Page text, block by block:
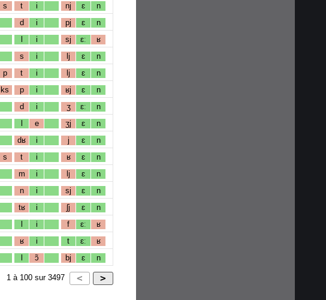
s t i nj ɛ n
d i pj ɛ n
l i sj ɛː ʁ
s i lj ɛ n
p t i lj ɛ n
ks p i ʁj ɛ n
d i ʒ ɛː n
l e ʒj ɛ n
dʁ i j ɛ n
s t i ʁ ɛ n
m i lj ɛ n
n i sj ɛ n
tʁ i ʃj ɛ n
l i f ɛː ʁ
ʁ i t ɛː ʁ
l ɔ̃ bj ɛ n
1 à 100 sur 3497